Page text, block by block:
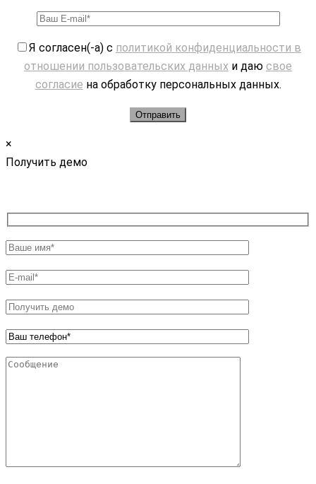
Я согласен(-а) с политикой конфиденциальности в
отношении пользовательских данных и даю свое
согласие на обработку персональных данных.
×
Получить демо